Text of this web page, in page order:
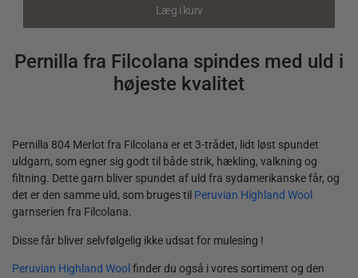
Læg i kurv
Pernilla fra Filcolana spindes med uld i
højeste kvalitet
Pernilla 804 Merlot fra Filcolana er et 3-trådet, lidt løst spundet
uldgarn, som egner sig godt til både strik, hækling, valkning og
filtning. Dette garn bliver spundet af uld fra sydamerikanske får, og
det er den samme uld, som bruges til Peruvian Highland Wool
garnserien fra Filcolana.
Disse får bliver selvfølgelig ikke udsat for mulesing !
Peruvian Highland Wool finder du også i vores sortiment og den